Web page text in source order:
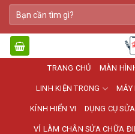
Bỏ
qua
nội
dung
Tìm
kiếm:
TRANG CHỦ MÀN
LINH KIỆN TRONG MÁY
KÍNH HIỂN VI DỤNG CỤ
VỈ LÀM CHÂN SỬA CHỮA